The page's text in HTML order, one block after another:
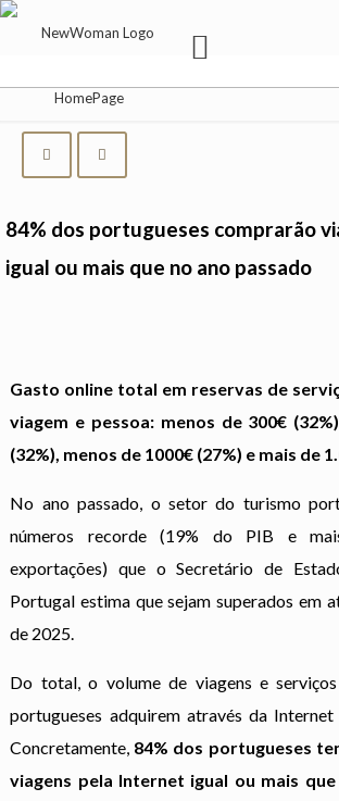
84% dos portugueses comprarão
igual ou mais que no ano passado
Gasto online total em reservas de
viagem e pessoa: menos de 300€
(32%), menos de 1000€ (27%) e mais de
No ano passado, o setor do turismo
números recorde (19% do PIB e
exportações) que o Secretário de
Portugal estima que sejam superados em
de 2025.
Do total, o volume de viagens e
portugueses adquirem através da
Concretamente, 84% dos portugueses
viagens pela Internet igual ou mais